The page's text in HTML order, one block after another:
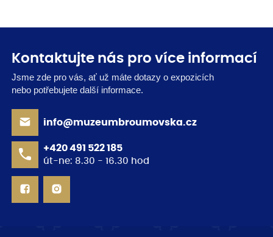
Kontaktujte nás pro více informací
Jsme zde pro vás, ať už máte dotazy o expozicích
nebo potřebujete další informace.
info@muzeumbroumovska.cz
+420 491 522 185
út-ne: 8.30 - 16.30 hod